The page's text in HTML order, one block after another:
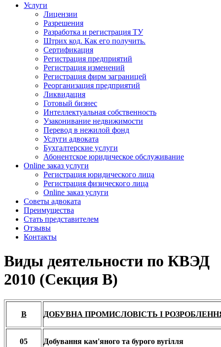
Услуги
Лицензии
Разрешения
Разработка и регистрация ТУ
Штрих код. Как его получить.
Сертификация
Регистрация предприятий
Регистрация изменений
Регистрация фирм заграницей
Реорганизация предприятий
Ликвидация
Готовый бизнес
Интеллектуальная собственность
Узаконивание недвижимости
Перевод в нежилой фонд
Услуги адвоката
Бухгалтерские услуги
Абонентское юридическое обслуживание
Online заказ услуги
Регистрация юридического лица
Регистрация физического лица
Online заказ услуги
Советы адвоката
Преимущества
Стать представителем
Отзывы
Контакты
Виды деятельности по КВЭД
2010 (Секция B)
B ДОБУВНА ПРОМИСЛОВІСТЬ І
05 Добування кам'яного та бурого вугілля